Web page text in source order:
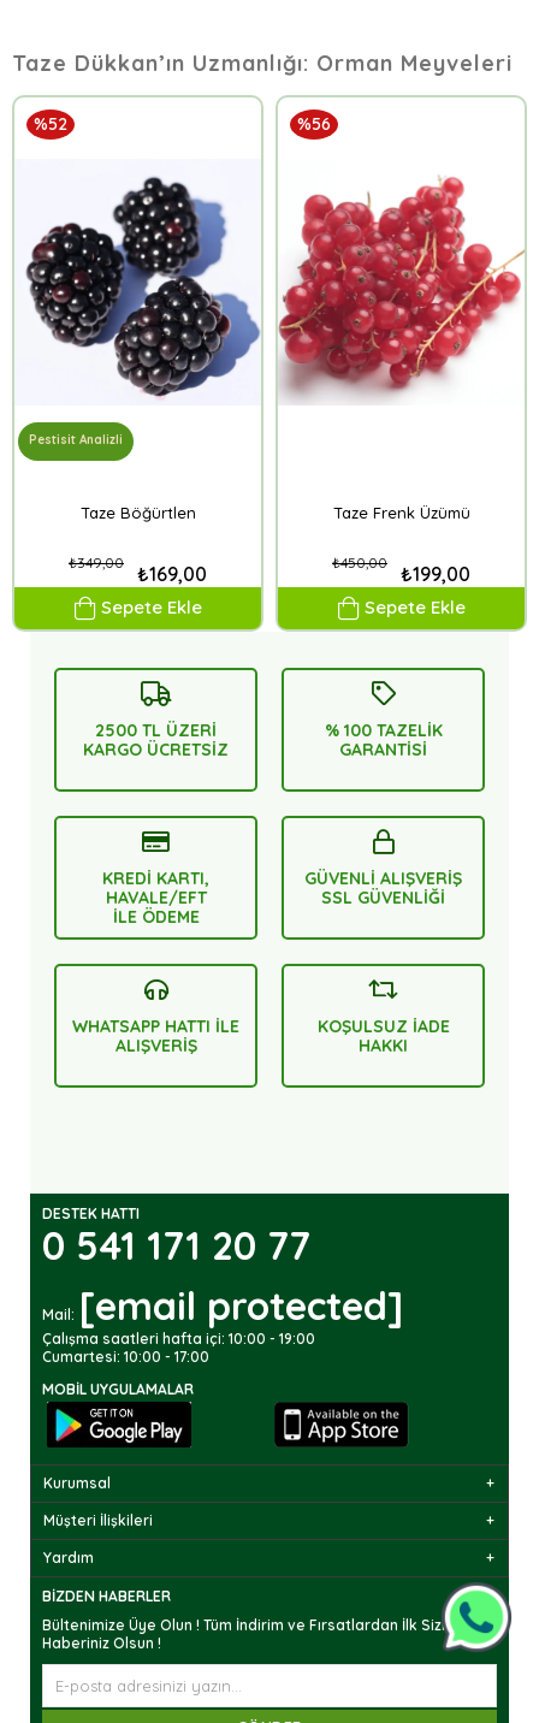
Taze Dükkan’ın Uzmanlığı: Orman Meyveleri
Taze Böğürtlen
₺169,00
₺349,00
Sepete Ekle
Pestisit Analizli
%52
Taze Frenk Üzümü
₺199,00
₺450,00
Sepete Ekle
%56
2500 TL ÜZERİ
KARGO ÜCRETSİZ
% 100 TAZELİK
GARANTİSİ
KREDİ KARTI,
HAVALE/EFT
İLE ÖDEME
GÜVENLİ ALIŞVERİŞ
SSL GÜVENLİĞİ
WHATSAPP HATTI İLE
ALIŞVERİŞ
KOŞULSUZ İADE
HAKKI
DESTEK HATTI
0 541 171 20 77
Mail: [email protected]
Çalışma saatleri hafta içi: 10:00 - 19:00
Cumartesi: 10:00 - 17:00
MOBIL UYGULAMALAR
Kurumsal
Müşteri İlişkileri
Yardım
BIZDEN HABERLER
Bültenimize Üye Olun ! Tüm İndirim ve Fırsatlardan İlk Sizin
Haberiniz Olsun !